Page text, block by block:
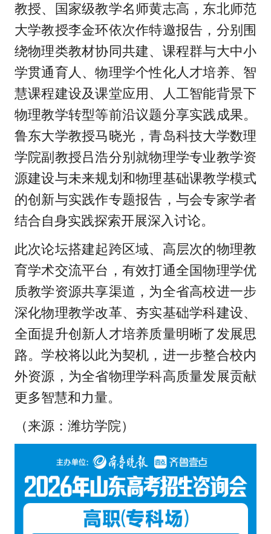
教授、国家级教学名师黄志高，东北师范
大学教授李金环依次作特邀报告，分别围
绕物理类教材协同共建、课程群与大中小
学贯通育人、物理学个性化人才培养、智
慧课程建设及课堂应用、人工智能背景下
物理教学转型等前沿议题分享实践成果。
鲁东大学教授马晓光，青岛科技大学数理
学院副教授吕浩分别就物理学专业教学资
源建设与未来规划和物理基础课教学模式
的创新与实践作专题报告，与会专家学者
结合自身实践探索开展深入讨论。
此次论坛搭建起跨区域、高层次的物理教
育学术交流平台，有效打通全国物理学优
质教学资源共享渠道，为全省高校进一步
深化物理教学改革、夯实基础学科建设、
全面提升创新人才培养质量明晰了发展思
路。学校将以此为契机，进一步整合校内
外资源，为全省物理学科高质量发展贡献
更多智慧和力量。
（来源：潍坊学院）